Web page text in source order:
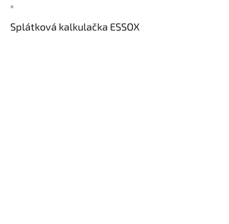
×
Splátková kalkulačka ESSOX